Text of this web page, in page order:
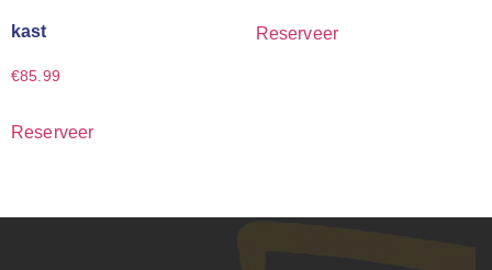
kast
€85.99
Reserveer
Reserveer